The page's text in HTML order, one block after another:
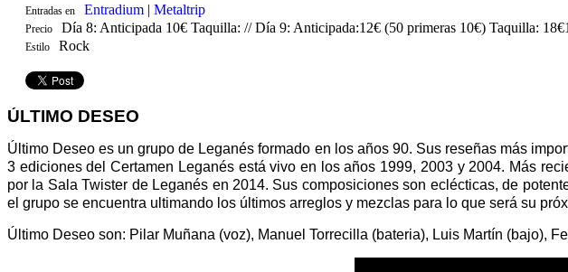
Entradas en Entradium | Metaltrip
Precio Día 8: Anticipada 10€ Taquilla: // Día 9: Anticipada:12€ (50 primeras 10€) Taquilla:
Estilo Rock
ÚLTIMO DESEO
Último Deseo es un grupo de Leganés formado en los años 90. Sus reseñas más
3 ediciones del Certamen Leganés está vivo en los años 1999, 2003 y 2004. Más
por la Sala Twister de Leganés en 2014. Sus composiciones son eclécticas, de
el grupo se encuentra ultimando los últimos arreglos y mezclas para lo que será su
Último Deseo son: Pilar Muñana (voz), Manuel Torrecilla (bateria), Luis Martín (bajo),